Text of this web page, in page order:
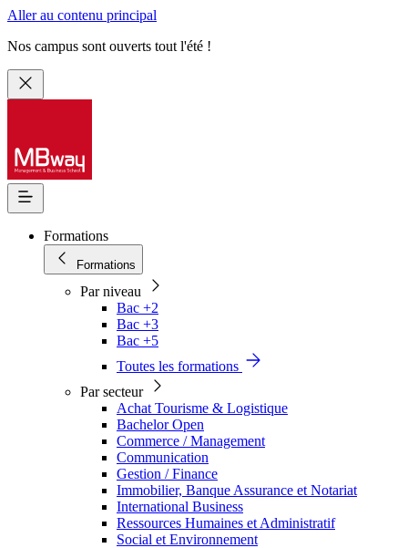
Aller au contenu principal
Nos campus sont ouverts tout l'été !
Formations
Formations
Par niveau
Bac +2
Bac +3
Bac +5
Toutes les formations
Par secteur
Achat Tourisme & Logistique
Bachelor Open
Commerce / Management
Communication
Gestion / Finance
Immobilier, Banque Assurance et Notariat
International Business
Ressources Humaines et Administratif
Social et Environnement